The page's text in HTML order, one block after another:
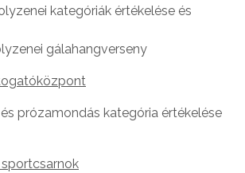
kategóriák értékelése és
gálahangverseny
prózamondás kategória értékelése